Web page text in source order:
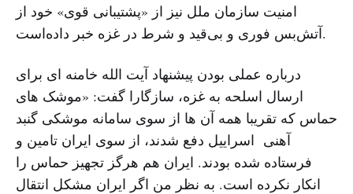
امنیت سازمان ملل نیز از «پشتیبانی قوی» خود از
آتش‌بس فوری و بی‌قید و شرط در غزه خبر داده‌است.
درباره عملی بودن پیشنهاد آیت الله خامنه ای برای
ارسال اسلحه به غزه، سازگارا گفت: «موشک های
حماس که تقریبا همه آن ها از سوی سامانه موشکی گنبد
آهنی اسراییل دفع شدند، از سوی ایران تامین و
فرستاده شده بودند. ایران هم هرگز تجهیز حماس را
انکار نکرده است. به نظر من اگر ایران مشکل انتقال